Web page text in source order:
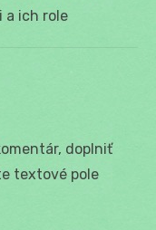
a ich role
doplniť
textové pole